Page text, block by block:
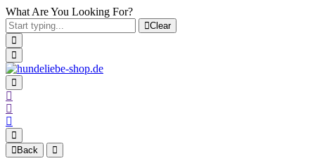
What Are You Looking For?
Clear
Back